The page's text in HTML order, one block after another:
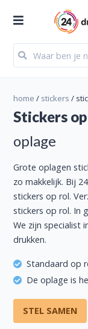
home / stickers /
Stickers
oplage
Grote oplagen
zo makkelijk. Bij
stickers op rol.
stickers op rol. In
We zijn specialist
drukken.
Standaard op
De oplage is
STEL SAMEN